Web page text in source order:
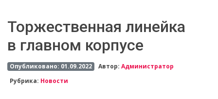
Торжественная линейка
в главном корпусе
Опубликовано: 01.09.2022 Автор:Администратор
Рубрика: Новости